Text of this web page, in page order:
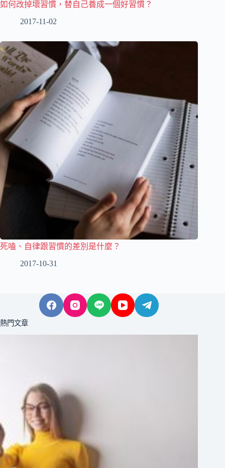
如何改掉壞習慣，替自己養成一個好習慣？
2017-11-02
死嗑、自律跟習慣的差別是什麼？
2017-10-31
熱門文章